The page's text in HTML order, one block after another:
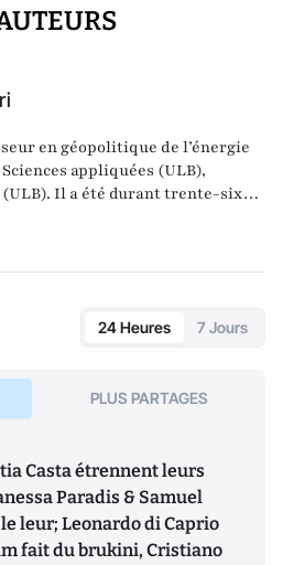
en géopolitique de l’énergie
appliquées (ULB),
Il a été durant trente-six
Direction générale de l'énergie
Auteur de 18 livres.
24 Heures 7 Jours
PLUS PARTAGES
Casta étrennent leurs
Paradis & Samuel
leur; Leonardo di Caprio
fait du brukini, Cristiano